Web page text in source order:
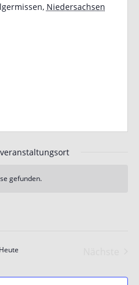
, Niedersachsen
gefunden.
Heute